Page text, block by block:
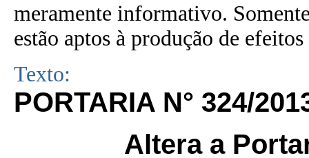
meramente informativo.
estão aptos à produção de
Texto:
PORTARIA N° 324/
Altera a